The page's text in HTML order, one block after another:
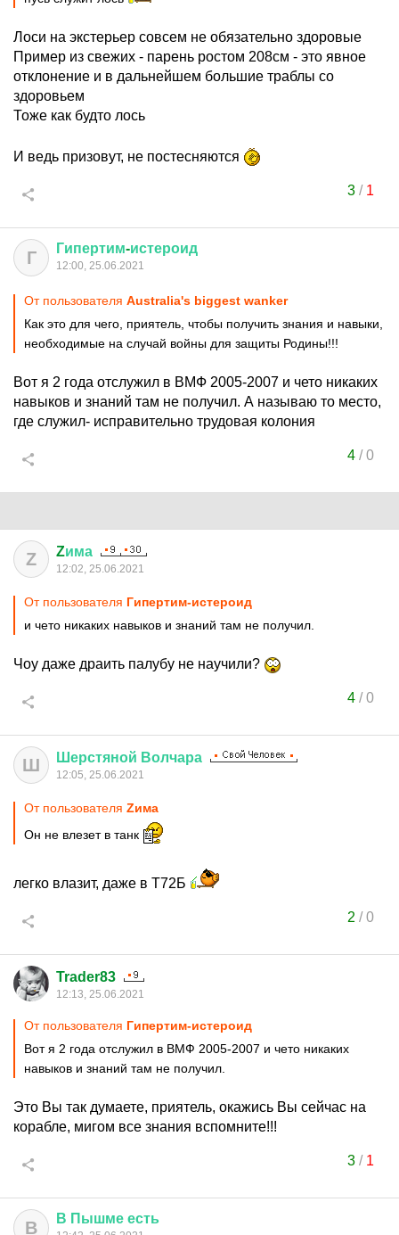
Лоси на экстерьер совсем не обязательно здоровые
Пример из свежих - парень ростом 208см - это явное
отклонение и в дальнейшем большие траблы со
здоровьем
Тоже как будто лось
И ведь призовут, не постесняются
3/ 1
Г Гипертим-истероид
12:00, 25.06.2021
От пользователя Australia's biggest wanker
Как это для чего, приятель, чтобы получить знания и навыки,
необходимые на случай войны для защиты Родины!!!
Вот я 2 года отслужил в ВМФ 2005-2007 и чето никаких
навыков и знаний там не получил. А называю то место,
где служил- исправительно трудовая колония
4/0
Z Zима
12:02, 25.06.2021
От пользователя Гипертим-истероид
и чето никаких навыков и знаний там не получил.
Чоу даже драить палубу не научили?
4/0
Ш Шерстяной Волчара
12:05, 25.06.2021
От пользователя Zима
Он не влезет в танк
легко влазит, даже в Т72Б
2 /0
Trader83
12:13, 25.06.2021
От пользователя Гипертим-истероид
Вот я 2 года отслужил в ВМФ 2005-2007 и чето никаких
навыков и знаний там не получил.
Это Вы так думаете, приятель, окажись Вы сейчас на
корабле, мигом все знания вспомните!!!
3/ 1
В В Пышме есть